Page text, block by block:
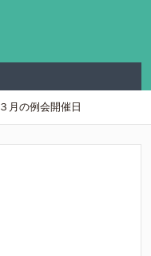
３月の例会開催日